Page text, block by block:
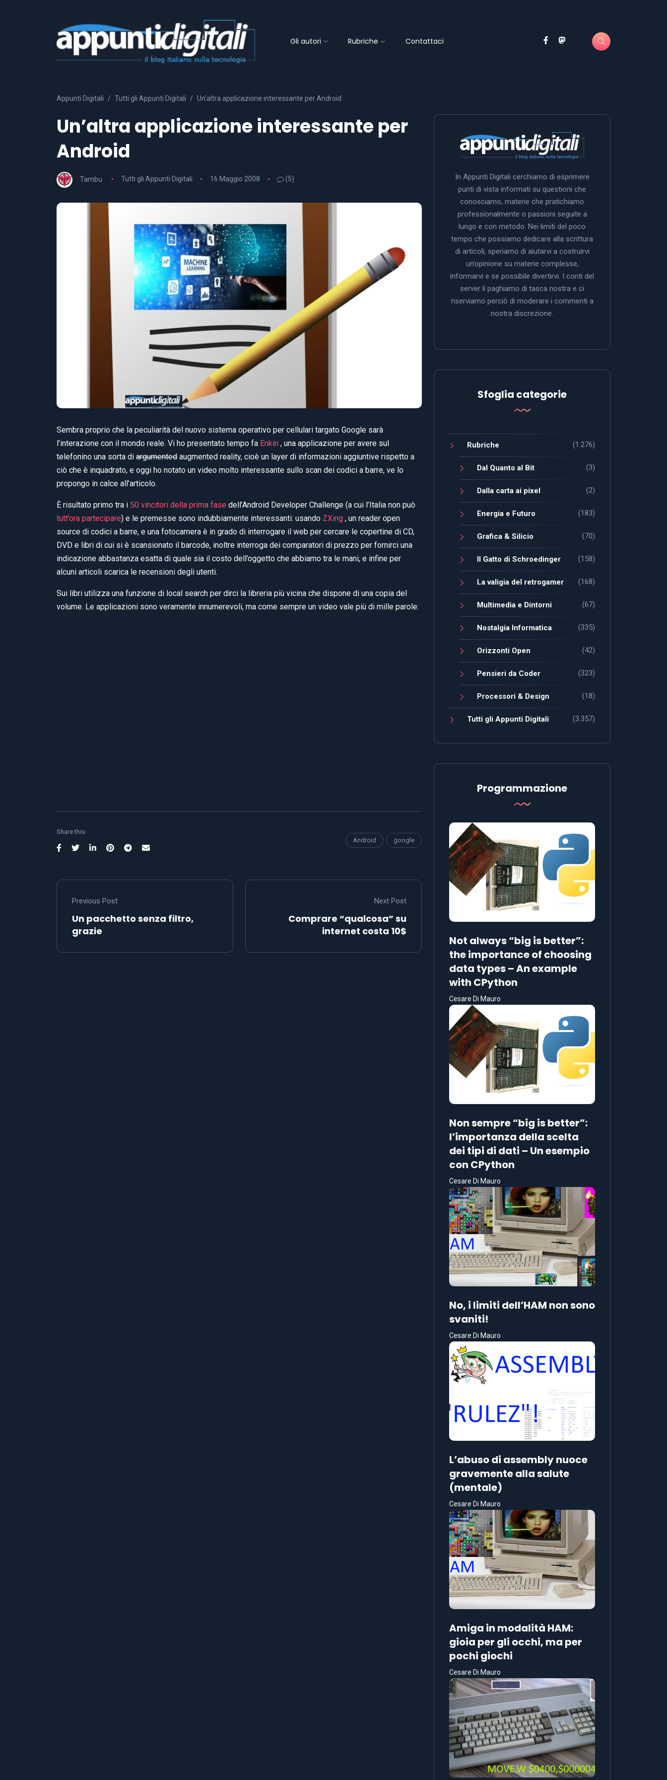
Gli autori Rubriche Contattaci
Appunti Digitali Tutti gli Appunti Digitali Un’altra applicazione interessante per Android
Un’altra applicazione interessante per
Android
Tambu Tutti gli Appunti Digitali 16 Maggio 2008 (5)
Sembra proprio che la peculiarità del nuovo sistema operativo per cellulari targato Google sarà
l’interazione con il mondo reale. Vi ho presentato tempo fa Enkin , una applicazione per avere sul
telefonino una sorta di argumented augmented reality, cioè un layer di informazioni aggiuntive rispetto a
ciò che è inquadrato, e oggi ho notato un video molto interessante sullo scan dei codici a barre, ve lo
propongo in calce all’articolo.
È risultato primo tra i 50 vincitori della prima fase dell’Android Developer Challenge (a cui l’Italia non può
tutt’ora partecipare) e le premesse sono indubbiamente interessanti: usando ZXing , un reader open
source di codici a barre, e una fotocamera è in grado di interrogare il web per cercare le copertine di CD,
DVD e libri di cui si è scansionato il barcode, inoltre interroga dei comparatori di prezzo per fornirci una
indicazione abbastanza esatta di quale sia il costo dell’oggetto che abbiamo tra le mani, e infine per
alcuni articoli scarica le recensioni degli utenti.
Sui libri utilizza una funzione di local search per dirci la libreria più vicina che dispone di una copia del
volume. Le applicazioni sono veramente innumerevoli, ma come sempre un video vale più di mille parole:
Share this:
Android
google
Previous Post
Un pacchetto senza filtro,
grazie
Next Post
Comprare “qualcosa” su
internet costa 10$
In Appunti Digitali cerchiamo di esprimere
punti di vista informati su questioni che
conosciamo, materie che pratichiamo
professionalmente o passioni seguite a
lungo e con metodo. Nei limiti del poco
tempo che possiamo dedicare alla scrittura
di articoli, speriamo di aiutarvi a costruirvi
un’opinione su materie complesse,
informarvi e se possibile divertirvi. I conti del
server li paghiamo di tasca nostra e ci
riserviamo perciò di moderare i commenti a
nostra discrezione.
Sfoglia categorie
Rubriche (1.276)
Dal Quanto al Bit (3)
Dalla carta ai pixel (2)
Energia e Futuro (183)
Grafica & Silicio (70)
Il Gatto di Schroedinger (158)
La valigia del retrogamer (168)
Multimedia e Dintorni (67)
Nostalgia Informatica (335)
Orizzonti Open (42)
Pensieri da Coder (323)
Processori & Design (18)
Tutti gli Appunti Digitali (3.357)
Programmazione
Not always “big is better”:
the importance of choosing
data types – An example
with CPython
Cesare Di Mauro
Non sempre “big is better”:
l’importanza della scelta
dei tipi di dati – Un esempio
con CPython
Cesare Di Mauro
No, i limiti dell’HAM non sono
svaniti!
Cesare Di Mauro
L’abuso di assembly nuoce
gravemente alla salute
(mentale)
Cesare Di Mauro
Amiga in modalità HAM:
gioia per gli occhi, ma per
pochi giochi
Cesare Di Mauro